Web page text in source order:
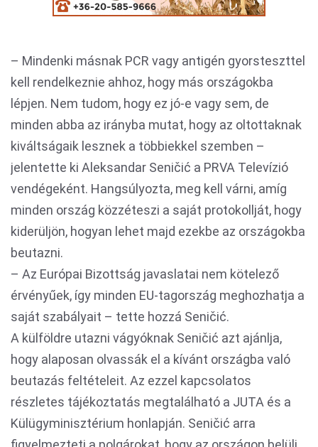
– Mindenki másnak PCR vagy antigén gyorsteszttel
kell rendelkeznie ahhoz, hogy más országokba
lépjen. Nem tudom, hogy ez jó-e vagy sem, de
minden abba az irányba mutat, hogy az oltottaknak
kiváltságaik lesznek a többiekkel szemben –
jelentette ki Aleksandar Seničić a PRVA Televízió
vendégeként. Hangsúlyozta, meg kell várni, amíg
minden ország közzéteszi a saját protokollját, hogy
kiderüljön, hogyan lehet majd ezekbe az országokba
beutazni.
– Az Európai Bizottság javaslatai nem kötelező
érvényűek, így minden EU-tagország meghozhatja a
saját szabályait – tette hozzá Seničić.
A külföldre utazni vágyóknak Seničić azt ajánlja,
hogy alaposan olvassák el a kívánt országba való
beutazás feltételeit. Az ezzel kapcsolatos
részletes tájékoztatás megtalálható a JUTA és a
Külügyminisztérium honlapján. Seničić arra